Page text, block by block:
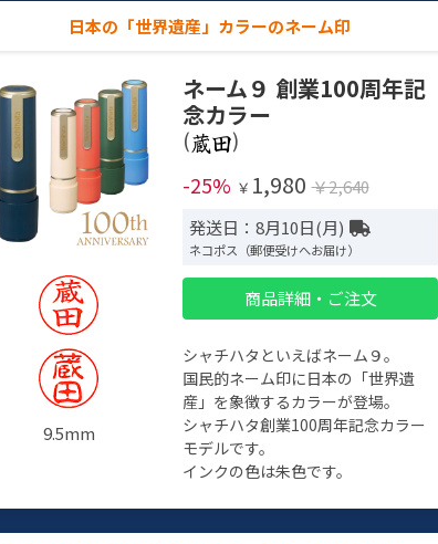
日本の「世界遺産」カラーのネーム印
9.5mm
ネーム９ 創業100周年記
念カラー
(
)
-25% ￥ 1,980 ￥2,640
発送日：8月10日(月)
ネコポス（郵便受けへお届け）
商品詳細・ご注文
シャチハタといえばネーム９。
国民的ネーム印に日本の「世界遺
産」を象徴するカラーが登場。
シャチハタ創業100周年記念カラー
モデルです。
インクの色は朱色です。